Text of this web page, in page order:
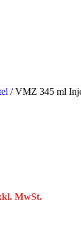
/ VMZ 345 ml
MwSt.